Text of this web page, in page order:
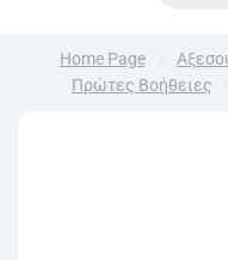
Home Page
Πρώτες Βοήθειες